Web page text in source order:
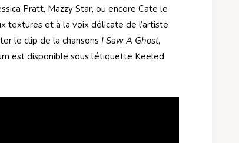
Pratt, Mazzy Star, ou encore Cate le
textures et à la voix délicate de l’artiste
le clip de la chansons I Saw A Ghost,
est disponible sous l’étiquette Keeled